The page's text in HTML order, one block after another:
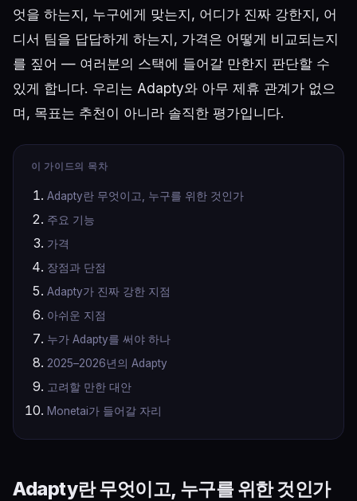
엇을 하는지, 누구에게 맞는지, 어디가 진짜 강한지, 어
디서 팀을 답답하게 하는지, 가격은 어떻게 비교되는지
를 짚어 — 여러분의 스택에 들어갈 만한지 판단할 수
있게 합니다. 우리는 Adapty와 아무 제휴 관계가 없으
며, 목표는 추천이 아니라 솔직한 평가입니다.
이 가이드의 목차
Adapty란 무엇이고, 누구를 위한 것인가
주요 기능
가격
장점과 단점
Adapty가 진짜 강한 지점
아쉬운 지점
누가 Adapty를 써야 하나
2025–2026년의 Adapty
고려할 만한 대안
Monetai가 들어갈 자리
Adapty란 무엇이고, 누구를 위한 것인가